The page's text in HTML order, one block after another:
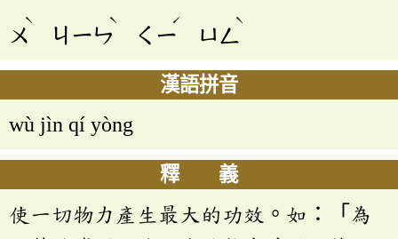
ㄨ
ˋ
ㄐㄧㄣ
ˋ
ㄑㄧ
ˊ
ㄩㄥ
ˋ
漢語拼音
wù jìn qí yòng
釋 義
使一切物力產生最大的功效。如：「為